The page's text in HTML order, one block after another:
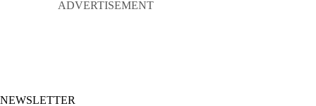
NEWSLETTER